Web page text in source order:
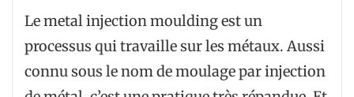
Quelques
points
savoir
Le metal injection moulding est un
processus qui travaille sur les métaux. Aussi
connu sous le nom de moulage par injection